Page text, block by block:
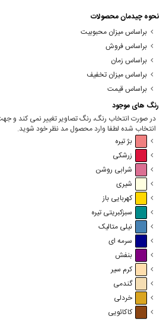
نحوه چیدمان محصولات
براساس میزان محبوبیت
براساس فروش
براساس زمان
براساس میزان تخفیف
براساس قیمت
رنگ های موجود
در صورت انتخاب رنگ، رنگ تصاویر تغییر نمی کند و
انتخاب شده لطفا وارد محصول مد نظر خود شوید.
بژ تیره
زرشکی
شرابی روشن
شیری
کهربایی باز
سبزکبریتی تیره
نیلی متالیک
سرمه ای
بنفش
کرم سیر
گندمی
خردلی
کاکائویی